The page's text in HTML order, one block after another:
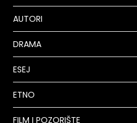
AUTORI
DRAMA
ESEJ
ETNO
FILM I POZORIŠTE